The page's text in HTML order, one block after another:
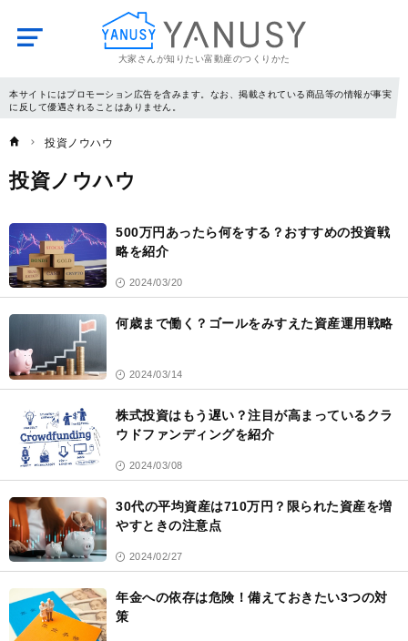
大家さんが知りたい富動産のつくりかた
YANUSY
本サイトにはプロモーション広告を含みます。なお、掲載されている商品等の情報が事実
に反して優遇されることはありません。
投資ノウハウ
投資ノウハウ
500万円あったら何をする？おすすめの投資戦
略を紹介
2024/03/20
何歳まで働く？ゴールをみすえた資産運用戦略
2024/03/14
株式投資はもう遅い？注目が高まっているクラ
ウドファンディングを紹介
2024/03/08
30代の平均資産は710万円？限られた資産を増
やすときの注意点
2024/02/27
年金への依存は危険！備えておきたい3つの対
策